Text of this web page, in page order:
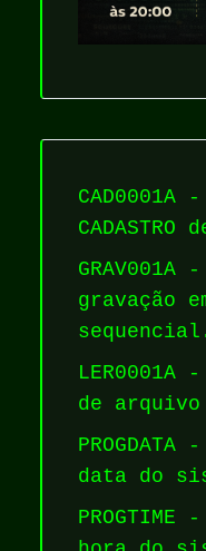
CAD0001A
CADASTRO
GRAV001A
gravação
de
data do